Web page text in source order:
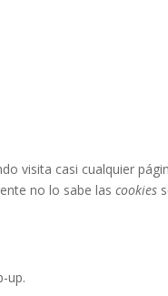
visita casi cualquier
no lo sabe lascookies
up.